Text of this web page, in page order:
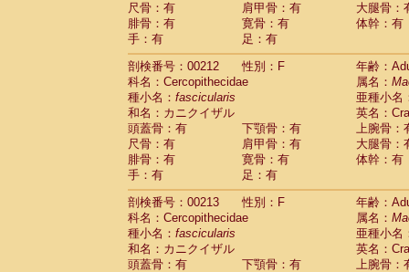
尺骨：有
肩甲骨：有
大腿骨：
腓骨：有
寛骨：有
体幹：有
手：有
足：有
剖検番号：00212
性別：F
年齢：
科名：Cercopithecidae
属名：
種小名： fascicularis
亜種小名
和名：カニクイザル
英名：
頭蓋骨：有
下顎骨：有
上腕骨：
尺骨：有
肩甲骨：有
大腿骨：
腓骨：有
寛骨：有
体幹：有
手：有
足：有
剖検番号：00213
性別：F
年齢：
科名：Cercopithecidae
属名：
種小名： fascicularis
亜種小名
和名：カニクイザル
英名：
頭蓋骨：有
下顎骨：有
上腕骨：